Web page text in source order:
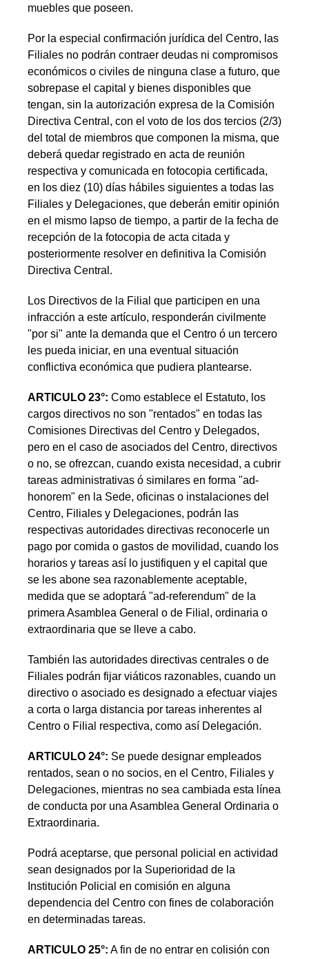
muebles que poseen.
Por la especial confirmación jurídica del Centro, las
Filiales no podrán contraer deudas ni compromisos
económicos o civiles de ninguna clase a futuro, que
sobrepase el capital y bienes disponibles que
tengan, sin la autorización expresa de la Comisión
Directiva Central, con el voto de los dos tercios (2/3)
del total de miembros que componen la misma, que
deberá quedar registrado en acta de reunión
respectiva y comunicada en fotocopia certificada,
en los diez (10) días hábiles siguientes a todas las
Filiales y Delegaciones, que deberán emitir opinión
en el mismo lapso de tiempo, a partir de la fecha de
recepción de la fotocopia de acta citada y
posteriormente resolver en definitiva la Comisión
Directiva Central.
Los Directivos de la Filial que participen en una
infracción a este artículo, responderán civilmente
"por si" ante la demanda que el Centro ó un tercero
les pueda iniciar, en una eventual situación
conflictiva económica que pudiera plantearse.
ARTICULO 23°: Como establece el Estatuto, los
cargos directivos no son "rentados" en todas las
Comisiones Directivas del Centro y Delegados,
pero en el caso de asociados del Centro, directivos
o no, se ofrezcan, cuando exista necesidad, a cubrir
tareas administrativas ó similares en forma "ad-
honorem" en la Sede, oficinas o instalaciones del
Centro, Filiales y Delegaciones, podrán las
respectivas autoridades directivas reconocerle un
pago por comida o gastos de movilidad, cuando los
horarios y tareas así lo justifiquen y el capital que
se les abone sea razonablemente aceptable,
medida que se adoptará "ad-referendum" de la
primera Asamblea General o de Filial, ordinaria o
extraordinaria que se lleve a cabo.
También las autoridades directivas centrales o de
Filiales podrán fijar viáticos razonables, cuando un
directivo o asociado es designado a efectuar viajes
a corta o larga distancia por tareas inherentes al
Centro o Filial respectiva, como así Delegación.
ARTICULO 24°: Se puede designar empleados
rentados, sean o no socios, en el Centro, Filiales y
Delegaciones, mientras no sea cambiada esta línea
de conducta por una Asamblea General Ordinaria o
Extraordinaria.
Podrá aceptarse, que personal policial en actividad
sean designados por la Superioridad de la
Institución Policial en comisión en alguna
dependencia del Centro con fines de colaboración
en determinadas tareas.
ARTICULO 25°: A fin de no entrar en colisión con